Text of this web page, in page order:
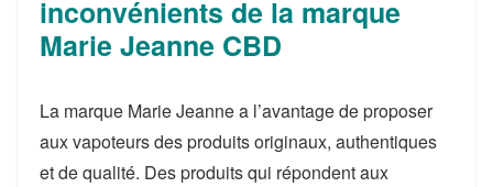
inconvénients de la marque
Marie Jeanne CBD
La marque Marie Jeanne a l’avantage de proposer
aux vapoteurs des produits originaux, authentiques
et de qualité. Des produits qui répondent aux